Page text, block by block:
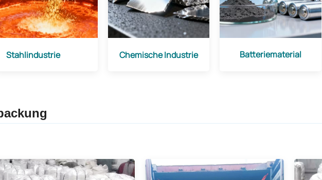
Stahlindustrie Chemische Industrie Batteriematerial